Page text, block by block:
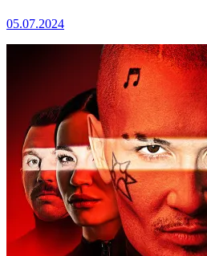
05.07.2024